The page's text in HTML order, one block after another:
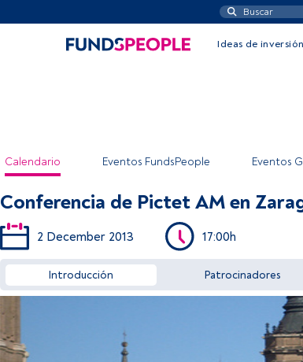
Ideas de inversión
Calendario Eventos FundsPeople Eventos
Conferencia de Pictet AM en
2 December 2013 17:00h
Introducción Patrocinadores